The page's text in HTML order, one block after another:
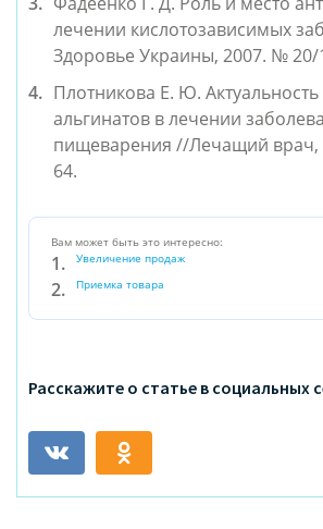
лечении кислотозависимых
Здоровье Украины, 2007. № 20/
Плотникова Е. Ю.
альгинатов в лечении
пищеварения //Лечащий врач,
64.
Вам может быть это интересно:
Увеличение продаж
Приемка товара
Расскажите о статье в социальных